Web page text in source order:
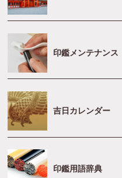
印鑑メンテナンス
吉日カレンダー
印鑑用語辞典